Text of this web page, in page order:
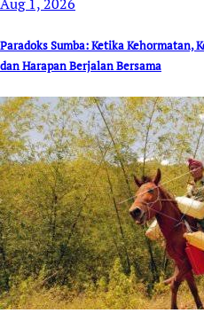
Paradoks Sumba: Ketika Kehormatan,
dan Harapan Berjalan Bersama